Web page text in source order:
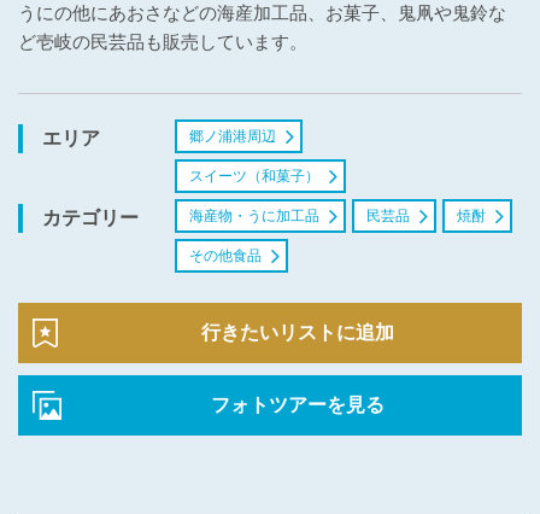
うにの他にあおさなどの海産加工品、お菓子、鬼凧や鬼鈴な
ど壱岐の民芸品も販売しています。
エリア 郷ノ浦港周辺
カテゴリー
スイーツ（和菓子）
海産物・うに加工品 民芸品 焼酎
その他食品
行きたいリストに追加
フォトツアーを見る